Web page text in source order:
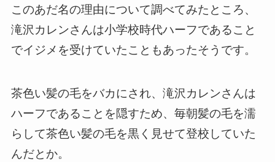
このあだ名の理由について調べてみたところ、
滝沢カレンさんは小学校時代ハーフであること
でイジメを受けていたこともあったそうです。
茶色い髪の毛をバカにされ、滝沢カレンさんは
ハーフであることを隠すため、毎朝髪の毛を濡
らして茶色い髪の毛を黒く見せて登校していた
んだとか。